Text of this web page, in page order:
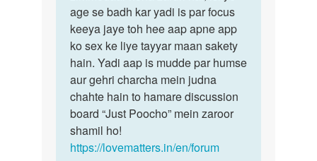
ley
kitne
age…
by
Asif
jyada
kisi…
age se badh kar yadi is par focus
keeya jaye toh hee aap apne app
ko sex ke liye tayyar maan sakety
hain. Yadi aap is mudde par humse
aur gehri charcha mein judna
chahte hain to hamare discussion
board “Just Poocho” mein zaroor
shamil ho!
https://lovematters.in/en/forum